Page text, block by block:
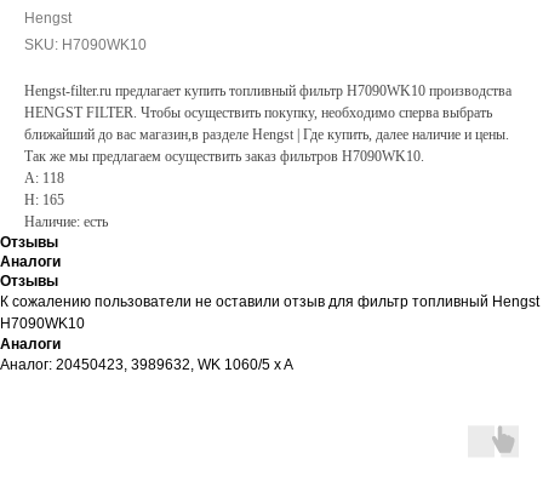
Hengst
SKU: H7090WK10
Hengst-filter.ru предлагает купить топливный фильтр H7090WK10 производства
HENGST FILTER. Чтобы осуществить покупку, необходимо сперва выбрать
ближайший до вас магазин,в разделе Hengst | Где купить, далее наличие и цены.
Так же мы предлагаем осуществить заказ фильтров H7090WK10.
A: 118
H: 165
Наличие: есть
Отзывы
Аналоги
Отзывы
К сожалению пользователи не оставили отзыв для фильтр топливный Hengst
H7090WK10
Аналоги
Аналог: 20450423, 3989632, WK 1060/5 x A